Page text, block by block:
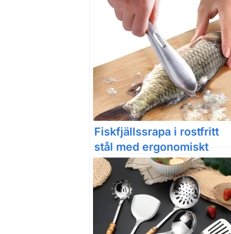
Fiskfjällssrapa i rostfritt
stål med ergonomiskt
handtag